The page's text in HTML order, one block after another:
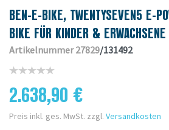
BEN-E-BIKE, TWENTYSEVEN5 E-
BIKE FÜR KINDER &
Artikelnummer 27829/131492
2.638,90 €
Preis inkl. ges. MwSt. zzgl. Versandkosten